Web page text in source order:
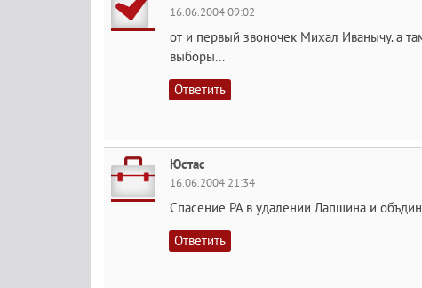
16.06.2004 09:02
от и первый звоночек Михал Иванычу. а
выборы...
Ответить
Юстас
16.06.2004 21:34
Спасение РА в удалении Лапшина и
Ответить